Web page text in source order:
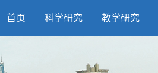
首页 科学研究 教学研究